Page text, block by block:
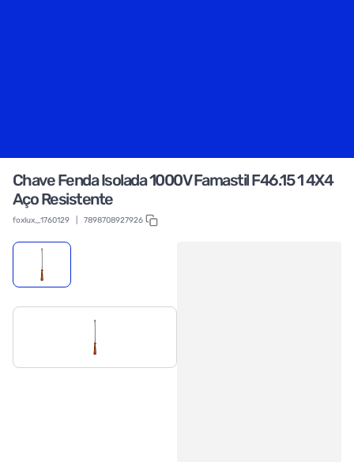
Chave Fenda Isolada 1000V Famastil F46.15 1 4X4
Aço Resistente
foxlux_1760129 7898708927926